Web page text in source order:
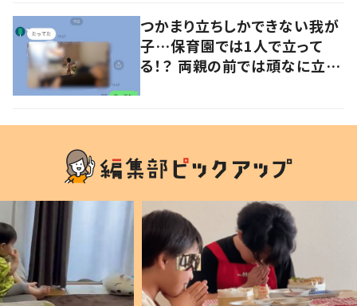
つかまり立ちしかできない我が
子…保育園では1人で立って
る！？ 両親の前では頑なに立た